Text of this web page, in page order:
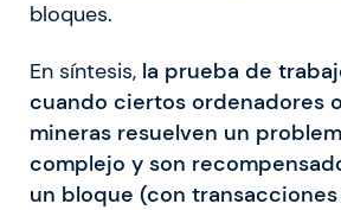
bloques.
En síntesis, la prueba de
cuando ciertos ordenadores
mineras resuelven un
complejo y son
un bloque (con